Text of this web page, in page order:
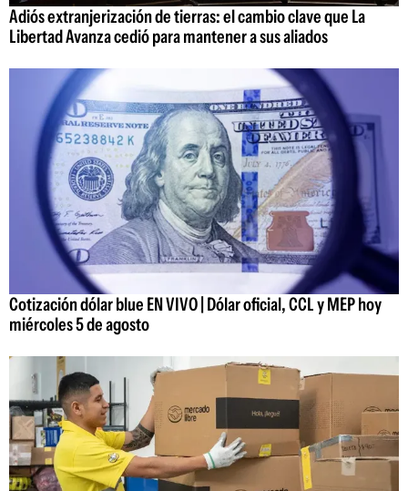
Adiós extranjerización de tierras: el cambio clave que La
Libertad Avanza cedió para mantener a sus aliados
Cotización dólar blue EN VIVO | Dólar oficial, CCL y MEP hoy
miércoles 5 de agosto